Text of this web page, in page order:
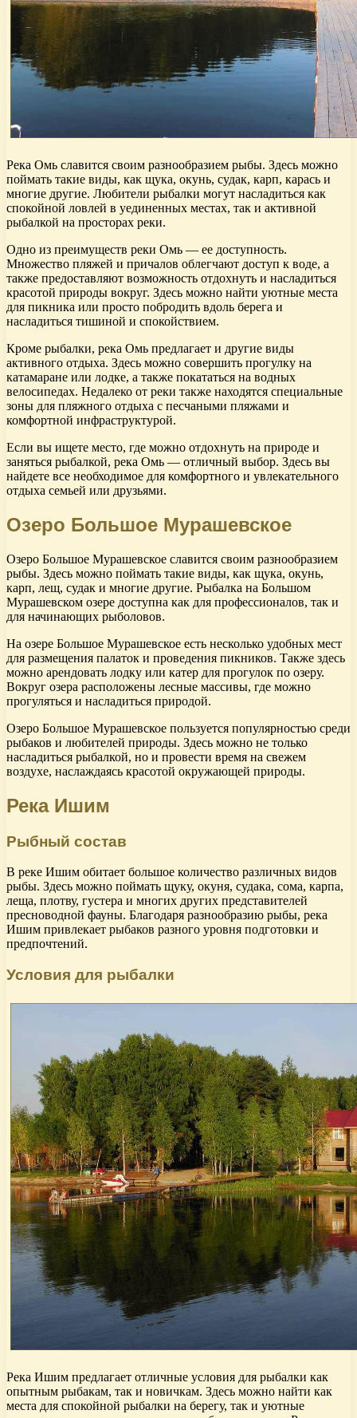
Река Омь славится своим разнообразием рыбы. Здесь можно
поймать такие виды, как щука, окунь, судак, карп, карась и
многие другие. Любители рыбалки могут насладиться как
спокойной ловлей в уединенных местах, так и активной
рыбалкой на просторах реки.
Одно из преимуществ реки Омь — ее доступность.
Множество пляжей и причалов облегчают доступ к воде, а
также предоставляют возможность отдохнуть и насладиться
красотой природы вокруг. Здесь можно найти уютные места
для пикника или просто побродить вдоль берега и
насладиться тишиной и спокойствием.
Кроме рыбалки, река Омь предлагает и другие виды
активного отдыха. Здесь можно совершить прогулку на
катамаране или лодке, а также покататься на водных
велосипедах. Недалеко от реки также находятся специальные
зоны для пляжного отдыха с песчаными пляжами и
комфортной инфраструктурой.
Если вы ищете место, где можно отдохнуть на природе и
заняться рыбалкой, река Омь — отличный выбор. Здесь вы
найдете все необходимое для комфортного и увлекательного
отдыха семьей или друзьями.
Озеро Большое Мурашевское
Озеро Большое Мурашевское славится своим разнообразием
рыбы. Здесь можно поймать такие виды, как щука, окунь,
карп, лещ, судак и многие другие. Рыбалка на Большом
Мурашевском озере доступна как для профессионалов, так и
для начинающих рыболовов.
На озере Большое Мурашевское есть несколько удобных мест
для размещения палаток и проведения пикников. Также здесь
можно арендовать лодку или катер для прогулок по озеру.
Вокруг озера расположены лесные массивы, где можно
прогуляться и насладиться природой.
Озеро Большое Мурашевское пользуется популярностью среди
рыбаков и любителей природы. Здесь можно не только
насладиться рыбалкой, но и провести время на свежем
воздухе, наслаждаясь красотой окружающей природы.
Река Ишим
Рыбный состав
В реке Ишим обитает большое количество различных видов
рыбы. Здесь можно поймать щуку, окуня, судака, сома, карпа,
леща, плотву, густера и многих других представителей
пресноводной фауны. Благодаря разнообразию рыбы, река
Ишим привлекает рыбаков разного уровня подготовки и
предпочтений.
Условия для рыбалки
Река Ишим предлагает отличные условия для рыбалки как
опытным рыбакам, так и новичкам. Здесь можно найти как
места для спокойной рыбалки на берегу, так и уютные